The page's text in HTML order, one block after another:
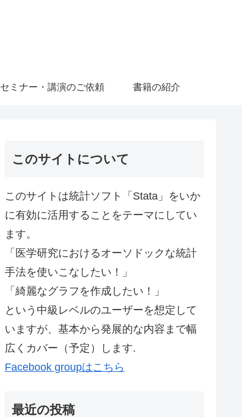
セミナー・講演のご依頼 書籍の紹介
このサイトについて
このサイトは統計ソフト「Stata」をいか
に有効に活用することをテーマにしてい
ます。
「医学研究におけるオーソドックな統計
手法を使いこなしたい！」
「綺麗なグラフを作成したい！」
という中級レベルのユーザーを想定して
いますが、基本から発展的な内容まで幅
広くカバー（予定）します.
Facebook groupはこちら
最近の投稿